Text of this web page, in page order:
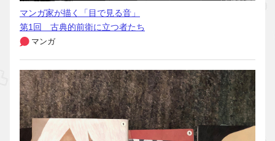
マンガ家が描く「目で見る音」
第1回 古典的前衛に立つ者たち
マンガ